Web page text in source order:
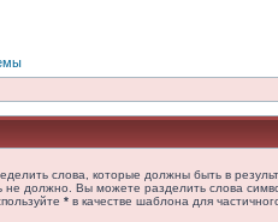
слова, которые должны быть в
не должно. Вы можете разделить слова
* в качестве шаблона для